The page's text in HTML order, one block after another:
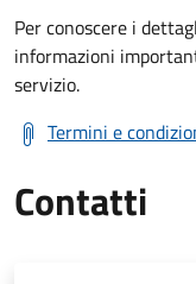
Per conoscere i
informazioni
servizio.
Termini e
Contatti